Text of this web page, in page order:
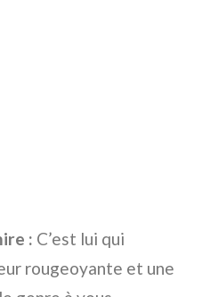
: C’est lui qui
rougeoyante et une